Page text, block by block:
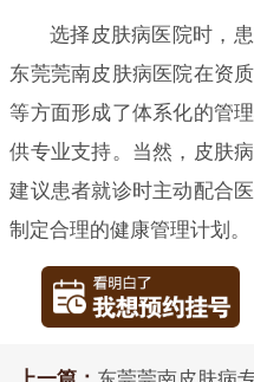
选择皮肤病医院时，
东莞莞南皮肤病医院在资
等方面形成了体系化的管
供专业支持。当然，皮肤
建议患者就诊时主动配合
制定合理的健康管理计划。